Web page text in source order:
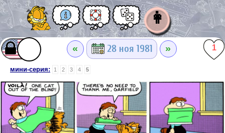
👩
« 28 ноя 1981 » 1
мини-серия: 1 2 3 4 5